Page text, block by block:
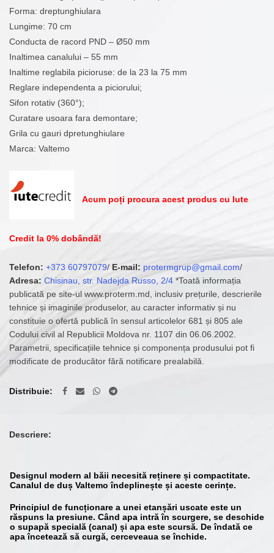
Forma: dreptunghiulara
Lungime: 70 cm
Conducta de racord PND – Ø50 mm
Inaltimea canalului – 55 mm
Inaltime reglabila picioruse: de la 23 la 75 mm
Reglare independenta a piciorului;
Sifon rotativ (360°);
Curatare usoara fara demontare;
Grila cu gauri dpretunghiulare
Marca: Valtemo
Acum poți procura acest produs cu Iute
Credit la 0% dobândă!
Telefon: +373 60797079/ E-mail: protermgrup@gmail.com/
Adresa: Chisinau, str. Nadejda Russo, 2/4 *Toată informația
publicată pe site-ul www.proterm.md, inclusiv prețurile, descrierile
tehnice și imaginile produselor, au caracter informativ și nu
constituie o ofertă publică în sensul articolelor 681 și 805 ale
Codului civil al Republicii Moldova nr. 1107 din 06.06.2002.
Parametrii, specificațiile tehnice și componența produsului pot fi
modificate de producător fără notificare prealabilă.
Distribuie
Descriere:
Designul modern al băii necesită reținere și compactitate.
Canalul de duș Valtemo îndeplinește și aceste cerințe.
Principiul de funcționare a unei etanșări uscate este un
răspuns la presiune. Când apa intră în scurgere, se deschide
o supapă specială (canal) și apa este scursă. De îndată ce
apa încetează să curgă, cerceveaua se închide.